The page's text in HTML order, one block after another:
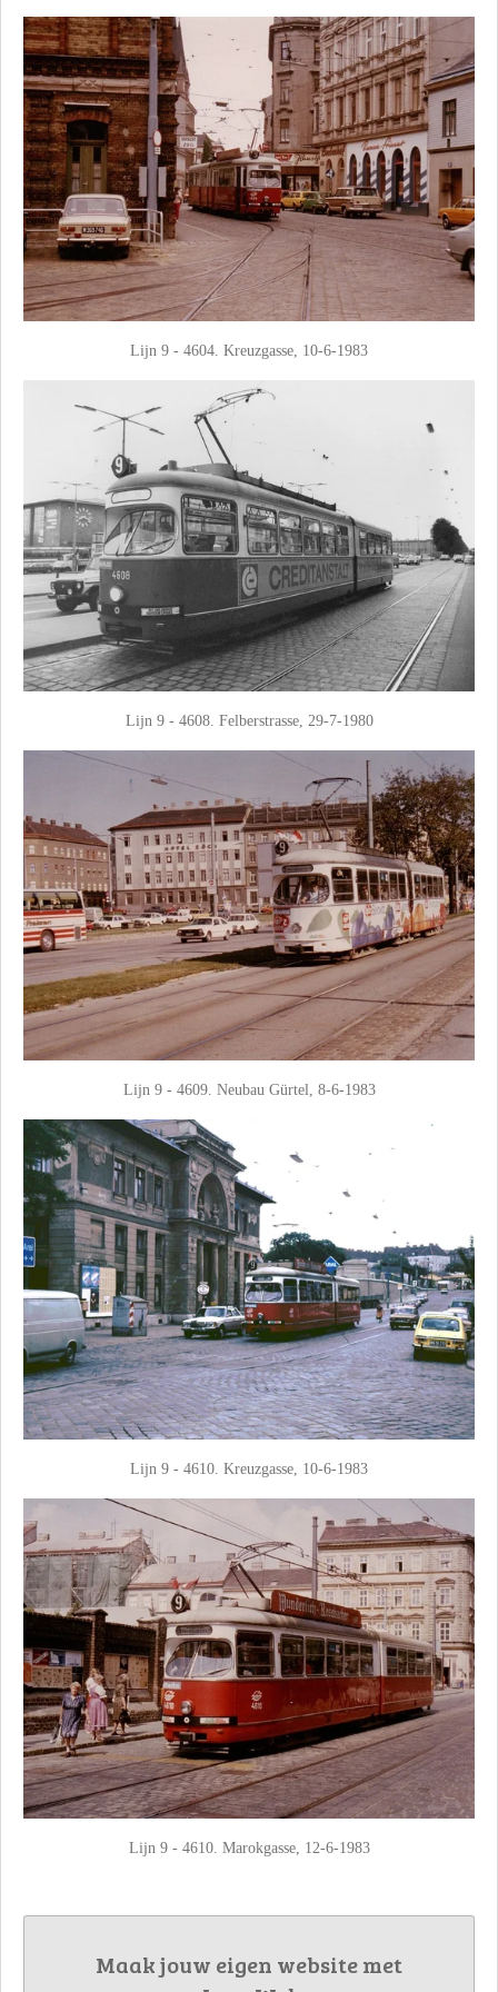
Lijn 9 - 4604. Kreuzgasse, 10-6-1983
Lijn 9 - 4608. Felberstrasse, 29-7-1980
Lijn 9 - 4609. Neubau Gürtel, 8-6-1983
Lijn 9 - 4610. Kreuzgasse, 10-6-1983
Lijn 9 - 4610. Marokgasse, 12-6-1983
Maak jouw eigen website met